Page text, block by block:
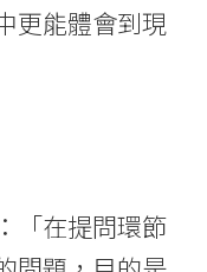
更能體會到現
「在提問環節